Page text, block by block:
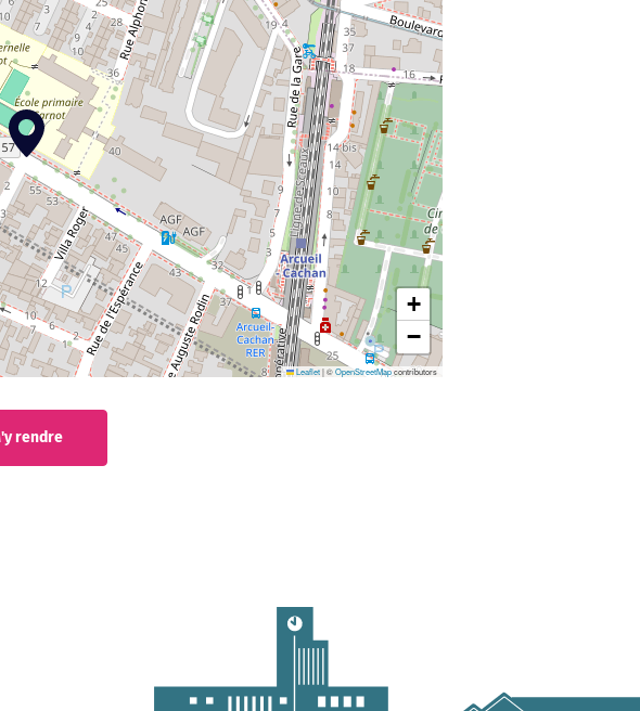
+
−
Leaflet|©OpenStreetMapcontributors
rendre